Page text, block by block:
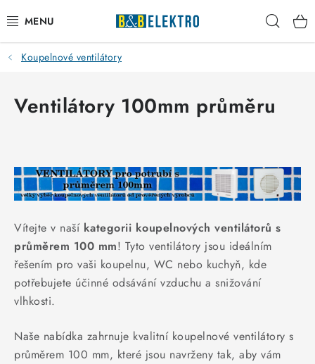
na
obsah
Reklamace / Vrácení zboží
Blog
VYTÁPĚNÍ
ELEKTROMATERIÁL
JISTIČE
ŽÁROVKY
Koupelnové ventilátory
Ventilátory 100mm průměru
Vítejte v naší kategorii koupelnových ventilátorů s
průměrem 100 mm! Tyto ventilátory jsou ideálním
řešením pro vaši koupelnu, WC nebo kuchyň, kde
potřebujete účinné odsávání vzduchu a snižování
vlhkosti.
Naše nabídka zahrnuje kvalitní koupelnové ventilátory s
průměrem 100 mm, které jsou navrženy tak, aby vám